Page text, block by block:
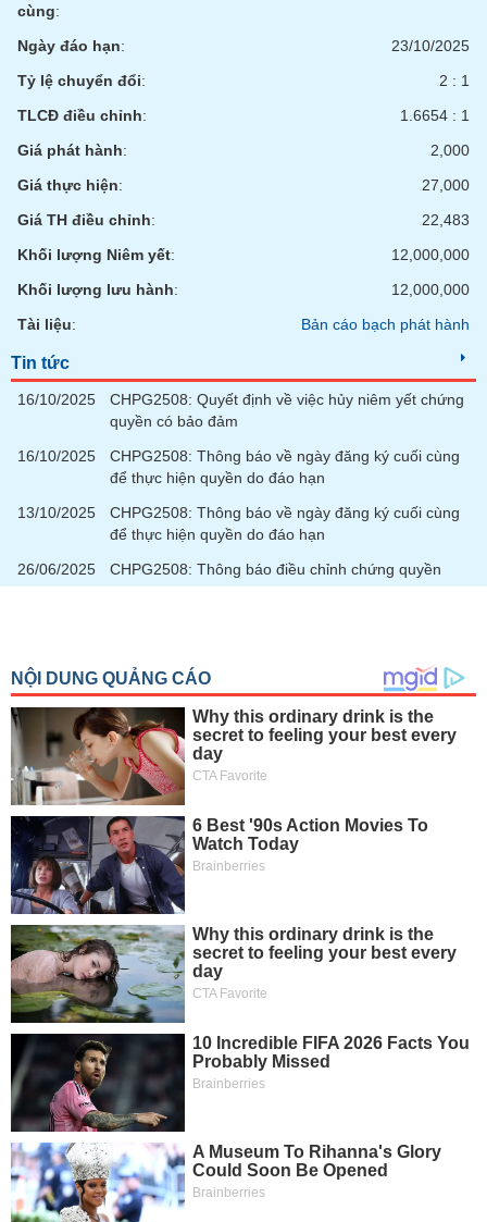
cùng:
Ngày đáo hạn:
23/10/2025
Tỷ lệ chuyển đổi:
2 : 1
TLCĐ điều chỉnh:
1.6654 : 1
Giá phát hành:
2,000
Giá thực hiện:
27,000
Giá TH điều chỉnh:
22,483
Khối lượng Niêm yết:
12,000,000
Khối lượng lưu hành:
12,000,000
Tài liệu: Bản cáo bạch phát hành
Tin tức
16/10/2025
CHPG2508: Quyết định về việc hủy niêm yết chứng
quyền có bảo đảm
16/10/2025
CHPG2508: Thông báo về ngày đăng ký cuối cùng
để thực hiện quyền do đáo hạn
13/10/2025
CHPG2508: Thông báo về ngày đăng ký cuối cùng
để thực hiện quyền do đáo hạn
26/06/2025
CHPG2508: Thông báo điều chỉnh chứng quyền
chính